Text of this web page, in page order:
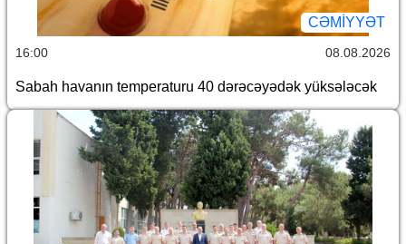
CƏMİYYƏT
16:00 08.08.2026
Sabah havanın temperaturu 40 dərəcəyədək yüksələcək